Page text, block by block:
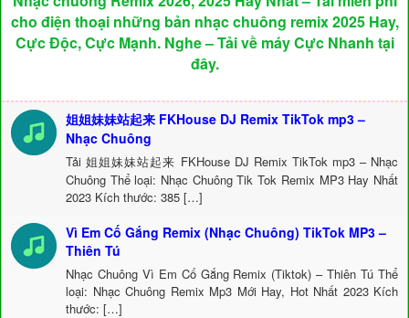
cho điện thoại những bản nhạc chuông remix 2025 Hay,
Cực Độc, Cực Mạnh. Nghe – Tải về máy Cực Nhanh tại
đây.
姐姐妹妹站起来 FKHouse DJ Remix TikTok mp3 –
Nhạc Chuông
Tải 姐姐妹妹站起来 FKHouse DJ Remix TikTok mp3 – Nhạc
Chuông Thể loại: Nhạc Chuông Tik Tok Remix MP3 Hay Nhất
2023 Kích thước: 385 […]
Vì Em Cố Gắng Remix (Nhạc Chuông) TikTok MP3 –
Thiên Tú
Nhạc Chuông Vì Em Cố Gắng Remix (Tiktok) – Thiên Tú Thể
loại: Nhạc Chuông Remix Mp3 Mới Hay, Hot Nhất 2023 Kích
thước: […]